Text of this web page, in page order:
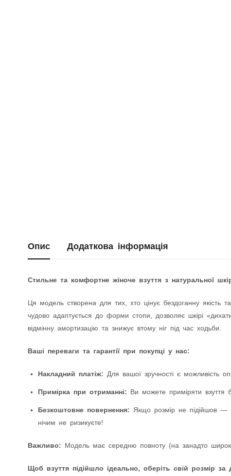
Опис Додаткова інформація
Стильне та комфортне жіноче взуття з натуральної
Ця модель створена для тих, хто цінує бездоганну якість
чудово адаптується до форми стопи, дозволяє шкірі
відмінну амортизацію та знижує втому ніг під час ходьби.
Ваші переваги та гарантії при покупці у нас:
Накладний платіж: Для вашої зручності є можливість
Примірка при отриманні: Ви можете приміряти взуття
Безкоштовне повернення: Якщо розмір не підійшов —
нічим не ризикуєте!
Важливо: Модель має середню повноту (на занадто
Щоб взуття підійшло ідеально, оберіть свій розмір за